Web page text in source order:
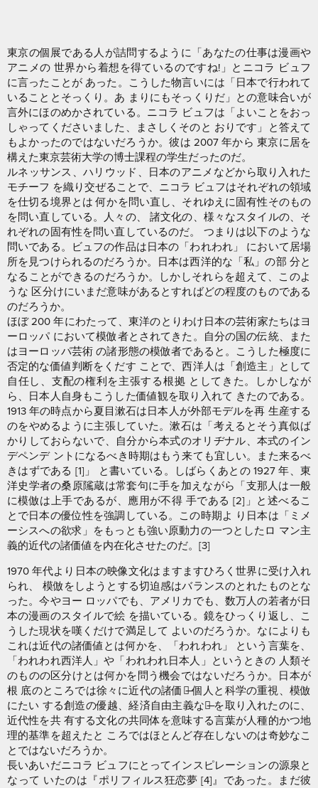
東京の個展である人が詰問するように「あなたの仕事は漫画や
アニメの 世界から着想を得ているのですね!」とニコラ ビュフ
に言ったことが あった。こうした物言いには「日本で行われて
いることとそっくり。あ まりにもそっくりだ」との意味合いが
言外にほのめかされている。ニコラ ビュフは「よいことをおっ
しゃってくださいました、まさしくそのと おりです」と答えて
もよかったのではないだろうか。彼は 2007 年から 東京に居を
構えた東京芸術大学の博士課程の学生だったのだ。
ルネッサンス、ハリウッド、日本のアニメなどから取り入れた
モチーフ を織り交ぜることで、ニコラ ビュフはそれぞれの領域
を仕切る境界とは 何かを問い直し、それゆえに固有性そのもの
を問い直している。人々の、 諸文化の、様々なスタイルの、そ
れぞれの固有性を問い直しているのだ。 つまりは以下のような
問いである。ビュフの作品は日本の「われわれ」 において居場
所を見つけられるのだろうか。日本は西洋的な「私」の部 分と
なることができるのだろうか。しかしそれらを超えて、このよ
うな 区分けにいまだ意味があるとすればどの程度のものである
のだろうか。
ほぼ 200 年にわたって、東洋のとりわけ日本の芸術家たちはヨ
ーロッパ において模倣者とされてきた。自分の国の伝統、また
はヨーロッパ芸術 の諸形態の模倣者であると。こうした極度に
否定的な価値判断をくだす ことで、西洋人は「創造主」として
自任し、支配の権利を主張する根拠 としてきた。しかしなが
ら、日本人自身もこうした価値観を取り入れて きたのである。
1913 年の時点から夏目漱石は日本人が外部モデルを再 生産する
のをやめるように主張していた。漱石は「考えるとそう真似ば
かりしておらないで、自分から本式のオリヂナル、本式のイン
デペンデ ントになるべき時期はもう来ても宜しい。また来るべ
きはずである [1]」 と書いている。しばらくあとの 1927 年、東
洋史学者の桑原隲蔵は常套句に手を加えながら「支那人は一般
に模倣は上手であるが、應用が不得 手である [2]」と述べるこ
とで日本の優位性を強調している。この時期よ り日本は「ミメ
ーシスへの欲求」をもっとも強い原動力の一つとしたロ マン主
義的近代の諸価値を内在化させたのだ。[3]
1970 年代より日本の映像文化はますますひろく世界に受け入れ
られ、 模倣をしようとする切迫感はバランスのとれたものとな
った。今やヨー ロッパでも、アメリカでも、数万人の若者が日
本の漫画のスタイルで絵 を描いている。鏡をひっくり返し、こ
うした現状を嘆くだけで満足して よいのだろうか。なによりも
これは近代の諸価値とは何かを、「われわれ」 という言葉を、
「われわれ西洋人」や「われわれ日本人」というときの 人類そ
のものの区分けとは何かを問う機会ではないだろうか。日本が
根 底のところでは徐々に近代の諸価値̶ 個人と科学の重視、模倣
にたい する創造の優越、経済自由主義など̶ を取り入れたのに、
近代性を共 有する文化の共同体を意味する言葉が人種的かつ地
理的基準を超えたと ころではほとんど存在しないのは奇妙なこ
とではないだろうか。
長いあいだニコラ ビュフにとってインスピレーションの源泉と
なって いたのは『ポリフィルス狂恋夢 [4]』であった。まだ彼